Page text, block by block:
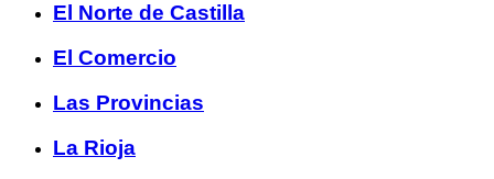
El Norte de Castilla
El Comercio
Las Provincias
La Rioja